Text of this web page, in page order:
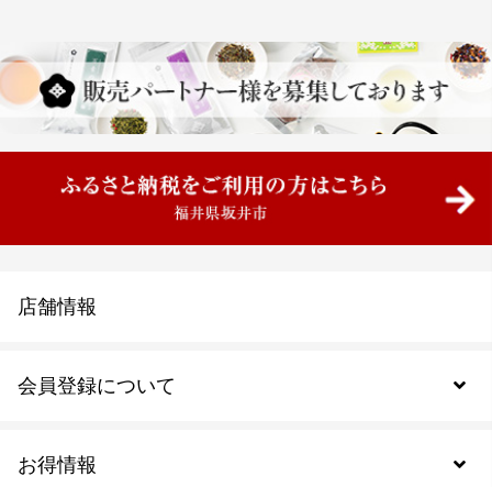
お得情報
会員登録について
店舗情報